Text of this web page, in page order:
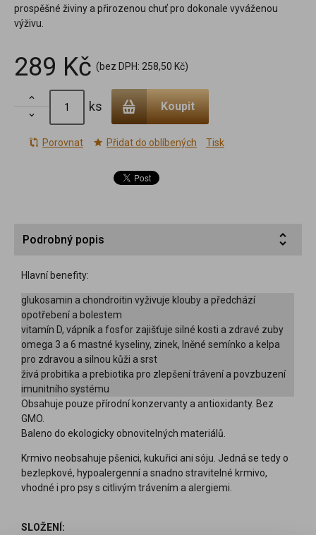
prospěšné živiny a přirozenou chuť pro dokonale vyváženou
výživu.
289 Kč (bez DPH: 258,50 Kč)


ks Koupit
Porovnat Přidat do oblíbených Tisk
Podrobný popis
Hlavní benefity:
glukosamin a chondroitin vyživuje klouby a předchází
opotřebení a bolestem
vitamín D, vápník a fosfor zajišťuje silné kosti a zdravé zuby
omega 3 a 6 mastné kyseliny, zinek, lněné semínko a kelpa
pro zdravou a silnou kůži a srst
živá probitika a prebiotika pro zlepšení trávení a povzbuzení
imunitního systému
Obsahuje pouze přírodní konzervanty a antioxidanty. Bez
GMO.
Baleno do ekologicky obnovitelných materiálů.
Krmivo neobsahuje pšenici, kukuřici ani sóju. Jedná se tedy o
bezlepkové, hypoalergenní a snadno stravitelné krmivo,
vhodné i pro psy s citlivým trávením a alergiemi.
SLOŽENÍ: